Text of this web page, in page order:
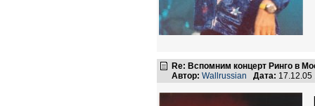
Re: Вспомним концерт Ринго в
Автор: Wallrussian Дата: